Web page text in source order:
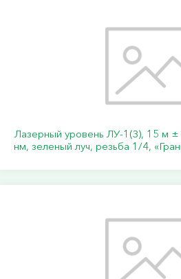
Лазерный уровень ЛУ-1(З), 15 м
нм, зеленый луч, резьба 1/4,